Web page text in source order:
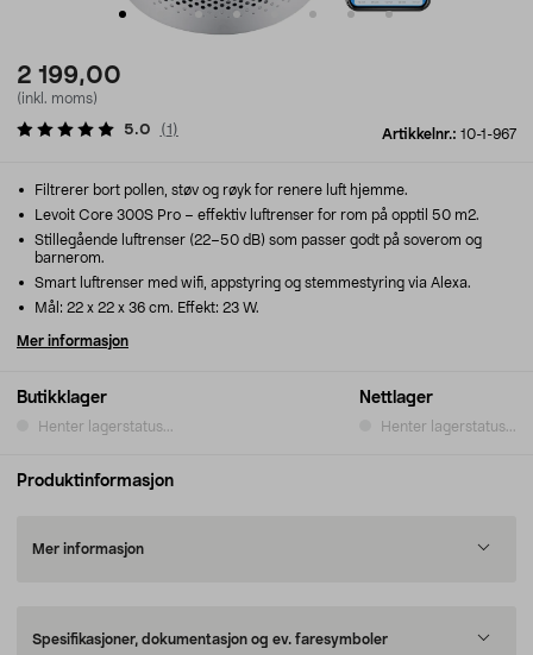
2 199,00
(inkl. moms)
Artikkelnr.: 10-1-967
5.0 (1 )
Butikklager
Henter lagerstatus...
Nettlager
Henter lagerstatus...
Filtrerer bort pollen, støv og røyk for renere luft hjemme.
Levoit Core 300S Pro – effektiv luftrenser for rom på opptil 50 m2.
Stillegående luftrenser (22–50 dB) som passer godt på soverom og
barnerom.
Smart luftrenser med wifi, appstyring og stemmestyring via Alexa.
Mål: 22 x 22 x 36 cm. Effekt: 23 W.
Mer informasjon
Produktinformasjon
Mer informasjon
Spesifikasjoner, dokumentasjon og ev. faresymboler